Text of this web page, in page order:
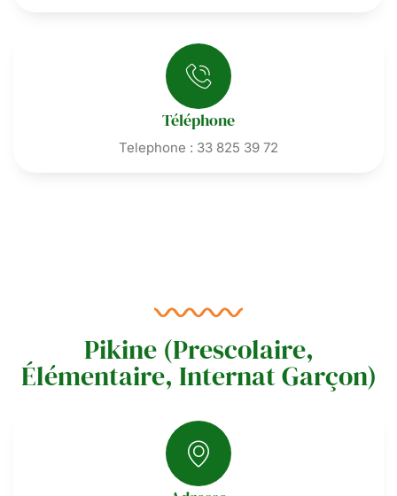
Téléphone
Telephone : 33 825 39 72
Pikine (Prescolaire,
Élémentaire, Internat Garçon)